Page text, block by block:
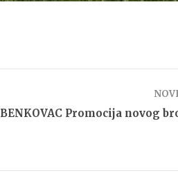
BENKOVAC Promocija novog